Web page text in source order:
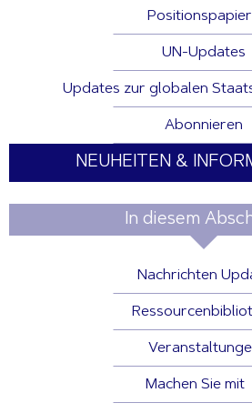
UN-Updates
Updates zur globalen
Abonnieren
NEUHEITEN &
In diesem
Nachrichten
Machen Sie mit